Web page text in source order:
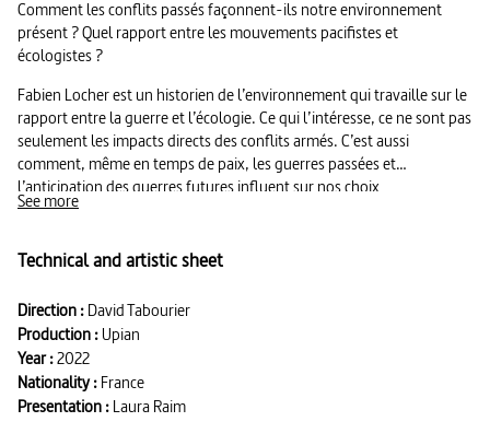
Comment les conflits passés façonnent-ils notre environnement
présent ? Quel rapport entre les mouvements pacifistes et
écologistes ?
Fabien Locher est un historien de l’environnement qui travaille sur le
rapport entre la guerre et l’écologie. Ce qui l’intéresse, ce ne sont pas
seulement les impacts directs des conflits armés. C’est aussi
comment, même en temps de paix, les guerres passées et
l’anticipation des guerres futures influent sur nos choix
technologiques et énergétiques.
Avec également Syeda Rizwana Hasan, avocate en droit de
See more
Technical and artistic sheet
Direction :David Tabourier
Production :Upian
Year :2022
Nationality :France
Presentation :Laura Raim